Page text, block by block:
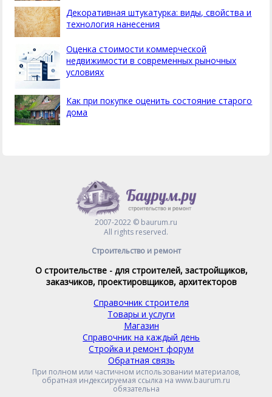
Декоративная штукатурка: виды, свойства и
технология нанесения
Оценка стоимости коммерческой
недвижимости в современных рыночных
условиях
Как при покупке оценить состояние старого
дома
2007-2022 © baurum.ru
All rights reserved.
Строительство и ремонт
О строительстве - для строителей, застройщиков,
заказчиков, проектировщиков, архитекторов
Справочник строителя
Товары и услуги
Магазин
Справочник на каждый день
Стройка и ремонт форум
Обратная связь
При полном или частичном использовании материалов,
обратная индексируемая ссылка на www.baurum.ru
обязательна